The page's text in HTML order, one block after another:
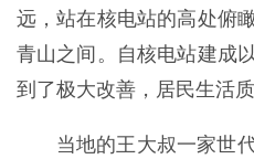
远，站在核电站的高处俯
青山之间。自核电站建成
到了极大改善，居民生活质
当地的王大叔一家世